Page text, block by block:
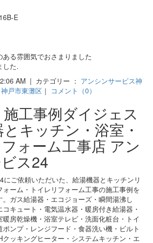
E
る雰囲気でおさまりました
した.
AM | カテゴリー ： アンシンサービス神
神戸市東灘区 ｜ コメント（0）
工事例ダイジェス
とキッチン・浴室・
ォーム工事店 アン
ス24
にご依頼いただいた、給湯機器とキッチンリ
ォーム・トイレリフォーム工事の施工事例を
。ガス給湯器・エコジョーズ・瞬間湯沸し
キュート・電気温水器・暖房付き給湯器・
房乾燥機・浴室テレビ・洗面化粧台・トイ
ポンプ・レンジフード・食器洗い機・ビルト
クッキングヒーター・システムキッチン・エ